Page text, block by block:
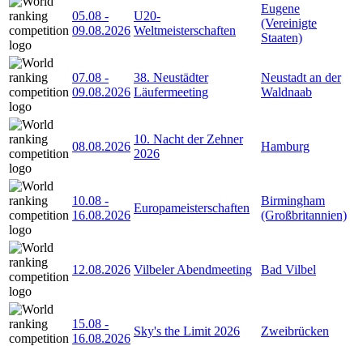
05.08 -
09.08.2026
U20-
Weltmeisterschaften
Eugene
(Vereinigte
Staaten)
07.08 -
09.08.2026
38. Neustädter
Läufermeeting
Neustadt an der
Waldnaab
08.08.2026
10. Nacht der Zehner
2026
Hamburg
10.08 -
16.08.2026
Europameisterschaften
Birmingham
(Großbritannien)
12.08.2026 Vilbeler Abendmeeting Bad Vilbel
15.08 -
16.08.2026
Sky's the Limit 2026 Zweibrücken